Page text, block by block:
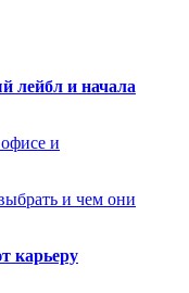
лейбл и начала
и
и чем они
карьеру